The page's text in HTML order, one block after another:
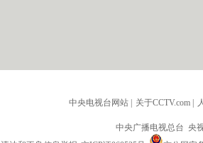
中央电视台网站 关于CCTV.com
中央广播电视总台 央